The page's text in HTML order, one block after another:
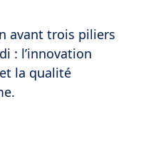
avant trois piliers
: l’innovation
la qualité